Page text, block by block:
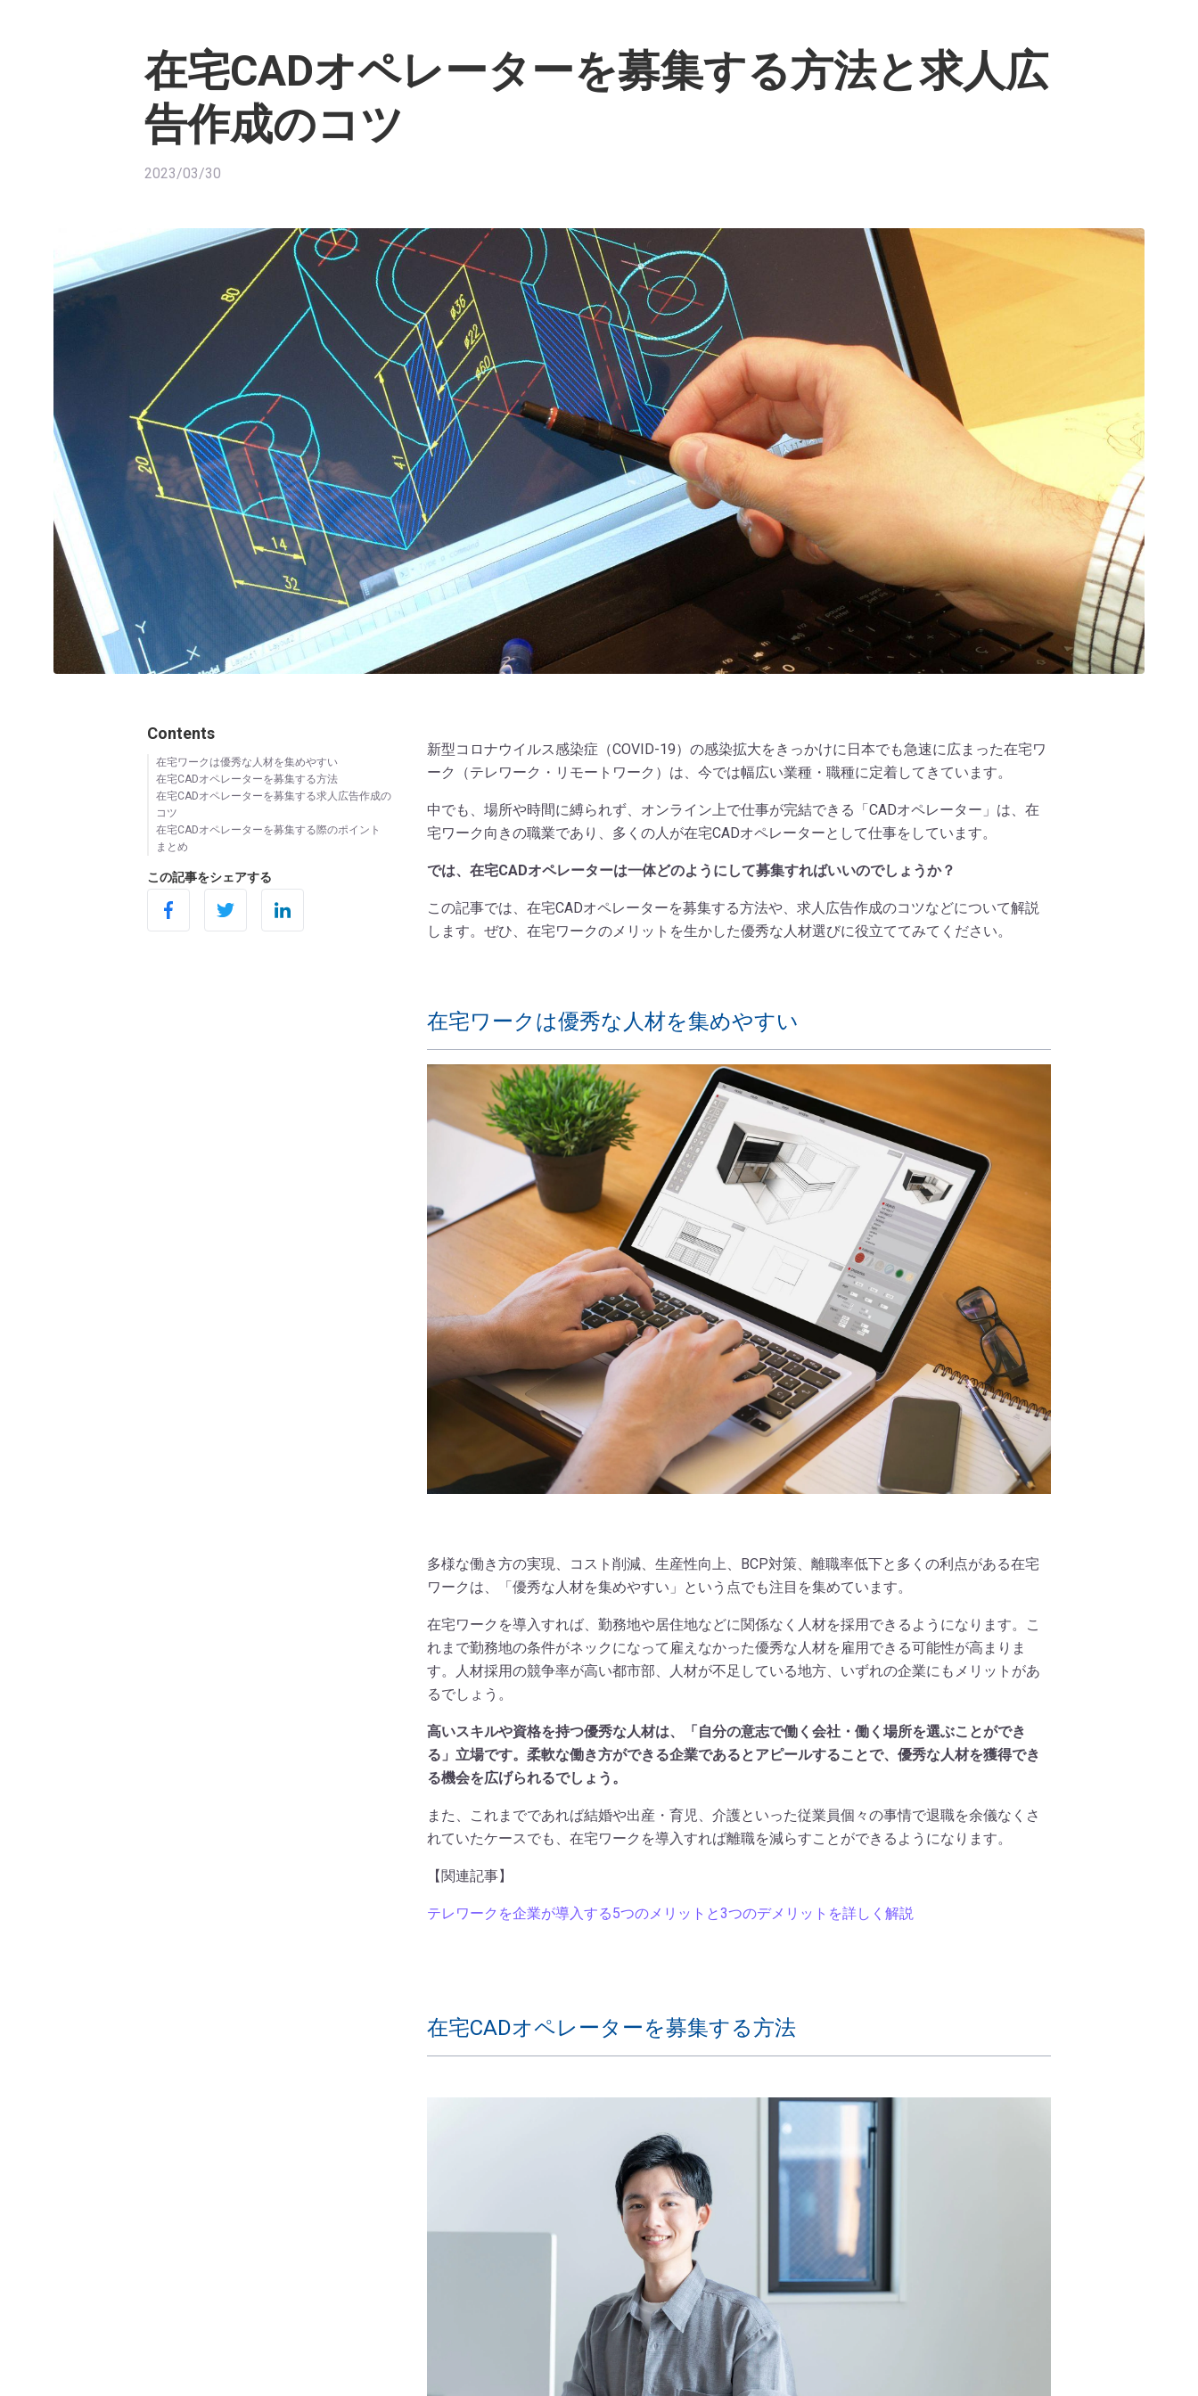
在宅CADオペレーターを募集する方法と求人広
告作成のコツ
2023/03/30
Contents
在宅ワークは優秀な人材を集めやすい
在宅CADオペレーターを募集する方法
求人媒体を活用する
人材紹介サービスを利用する
人材派遣会社からスタッフを派遣してもらう
ハローワークを利用する
る
リファラル採用
ダイレクトリクルーティング
在宅CADオペレーターを募集する求人広告作成の
コツ
募集するCADの種類やレベルを明確にする
自社の事業内容や業務に使用するCADソフトに
求めるスキルやレベル」を明確に、求職者にわ
自社が求める人物像について記載する
他の社員や職場の雰囲気を伝える
在宅CADオペレーターを募集する際のポイント
応募者のスキルや経験を確認する
在宅CADオペレーターの適性をチェックする
まとめ
この記事をシェアする
新型コロナウイルス感染症（COVID-19）の感染拡大をきっかけに日本でも急速に広まった在宅ワ
ーク（テレワーク・リモートワーク）は、今では幅広い業種・職種に定着してきています。
中でも、場所や時間に縛られず、オンライン上で仕事が完結できる「CADオペレーター」は、在
宅ワーク向きの職業であり、多くの人が在宅CADオペレーターとして仕事をしています。
では、在宅CADオペレーターは一体どのようにして募集すればいいのでしょうか？
この記事では、在宅CADオペレーターを募集する方法や、求人広告作成のコツなどについて解説
します。ぜひ、在宅ワークのメリットを生かした優秀な人材選びに役立ててみてください。
在宅ワークは優秀な人材を集めやすい
多様な働き方の実現、コスト削減、生産性向上、BCP対策、離職率低下と多くの利点がある在宅
ワークは、「優秀な人材を集めやすい」という点でも注目を集めています。
在宅ワークを導入すれば、勤務地や居住地などに関係なく人材を採用できるようになります。こ
れまで勤務地の条件がネックになって雇えなかった優秀な人材を雇用できる可能性が高まりま
す。人材採用の競争率が高い都市部、人材が不足している地方、いずれの企業にもメリットがあ
るでしょう。
高いスキルや資格を持つ優秀な人材は、「自分の意志で働く会社・働く場所を選ぶことができ
る」立場です。柔軟な働き方ができる企業であるとアピールすることで、優秀な人材を獲得でき
る機会を広げられるでしょう。
また、これまでであれば結婚や出産・育児、介護といった従業員個々の事情で退職を余儀なくさ
れていたケースでも、在宅ワークを導入すれば離職を減らすことができるようになります。
【関連記事】
テレワークを企業が導入する5つのメリットと3つのデメリットを詳しく解説
在宅CADオペレーターを募集する方法